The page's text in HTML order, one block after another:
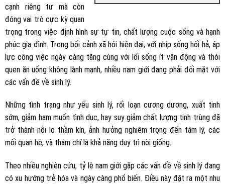
cạnh riêng tư mà còn
đóng vai trò cực kỳ quan
trọng trong việc định hình sự tự tin, chất lượng cuộc sống và hạnh
phúc gia đình. Trong bối cảnh xã hội hiện đại, với nhịp sống hối hả, áp
lực công việc ngày càng tăng cùng với lối sống ít vận động và thói
quen ăn uống không lành mạnh, nhiều nam giới đang phải đối mặt với
các vấn đề về sinh lý.
Những tình trạng như yếu sinh lý, rối loạn cương dương, xuất tinh
sớm, giảm ham muốn tình dục, hay suy giảm chất lượng tinh trùng đã
trở thành nỗi lo thầm kín, ảnh hưởng nghiêm trọng đến tâm lý, các
mối quan hệ, và thậm chí là khả năng duy trì nòi giống.
Theo nhiều nghiên cứu, tỷ lệ nam giới gặp các vấn đề về sinh lý đang
có xu hướng trẻ hóa và ngày càng phổ biến. Điều này đặt ra một nhu